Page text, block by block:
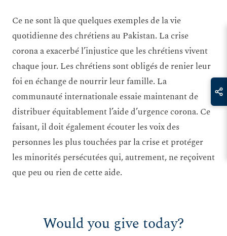
Ce ne sont là que quelques exemples de la vie
quotidienne des chrétiens au Pakistan. La crise
corona a exacerbé l’injustice que les chrétiens vivent
chaque jour. Les chrétiens sont obligés de renier leur
foi en échange de nourrir leur famille. La
communauté internationale essaie maintenant de
distribuer équitablement l’aide d’urgence corona. Ce
faisant, il doit également écouter les voix des
personnes les plus touchées par la crise et protéger
les minorités persécutées qui, autrement, ne reçoivent
que peu ou rien de cette aide.
Would you give today?